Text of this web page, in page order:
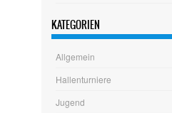
KATEGORIEN
Allgemein
Hallenturniere
Jugend